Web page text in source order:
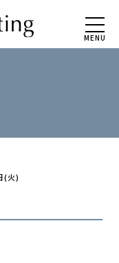
MENU
(火)